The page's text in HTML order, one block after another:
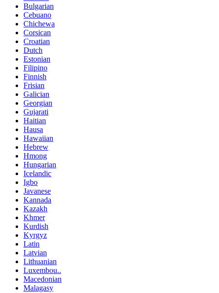
Bulgarian
Cebuano
Chichewa
Corsican
Croatian
Dutch
Estonian
Filipino
Finnish
Frisian
Galician
Georgian
Gujarati
Haitian
Hausa
Hawaiian
Hebrew
Hmong
Hungarian
Icelandic
Igbo
Javanese
Kannada
Kazakh
Khmer
Kurdish
Kyrgyz
Latin
Latvian
Lithuanian
Luxembou..
Macedonian
Malagasy